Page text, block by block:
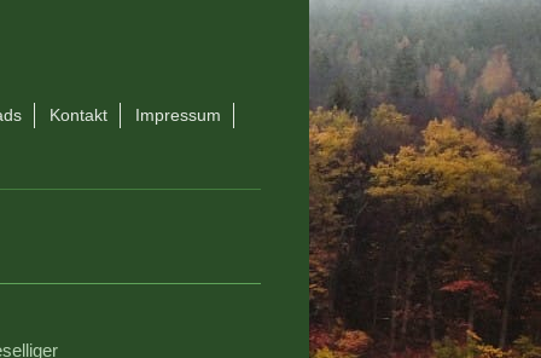
Kontakt Impressum